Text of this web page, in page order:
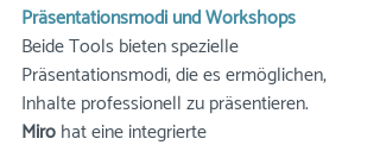
Präsentationsmodi und Workshops
Beide Tools bieten spezielle
Präsentationsmodi, die es ermöglichen,
Inhalte professionell zu präsentieren.
Miro hat eine integrierte